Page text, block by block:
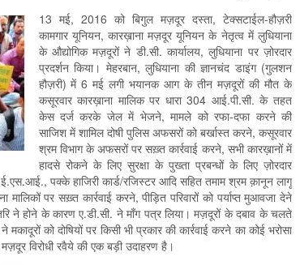
13 मई, 2016 को बिगुल मज़दूर दस्ता, टेक्सटाईल-हौज़री
कामगार यूनियन, कारख़ाना मज़दूर यूनियन के नेतृत्व में लुधियाना
के औद्योगिक मज़दूरों ने डी.सी. कार्यालय, लुधियाना पर ज़ोरदार
प्रदर्शन किया। मेहरबान, लुधियाना की ज्ञानचंद डाइंग (गुलशन
हौज़री) में 6 मई लगी भयानक आग के तीन मज़दूरों की मौत के
कसूरवार कारख़ाना मालिक पर धारा 304 आई.पी.सी. के तहत
केस दर्ज करके जेल में भेजने, मामले को रफा-दफा करने की
साजिश में शामिल दोषी पुलिस अफसरों को बर्खास्त करने, कसूरवार
श्रम विभाग के अफसरों पर सख़्त कार्रवाई करने, सभी कारख़ानों में
हादसे रोकने के लिए सुरक्षा के पुख्ता प्रबन्धों के लिए ज़ोरदार
पक्के हाजिरी कार्ड/रजिस्टर आदि सहित तमाम श्रम क़ानून लागू
पर सख़्त कार्रवाई करने, पीड़ित परिवारों को पर्याप्त मुआवजा देने
ने होने के कारण ए.डी.सी. ने माँग पत्र लिया। मज़दूरों के दबाव के चलते
को दोषियों पर किसी भी प्रकार की कार्रवाई करने का कोई भरोसा
विरोधी रवैये की एक बड़ी उदाहरण है।